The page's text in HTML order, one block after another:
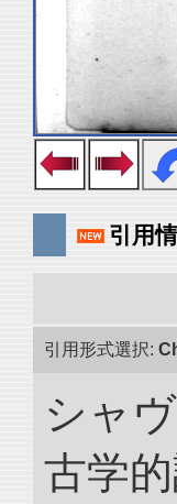
引用
引用形式選択:
シャ
古学